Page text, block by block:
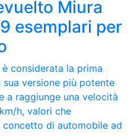
Miura
esemplari per
considerata la prima
versione più potente
a raggiunge una velocità
h, valori che
di automobile ad